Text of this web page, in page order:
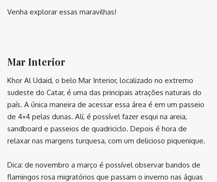
Venha explorar essas maravilhas!
Mar Interior
Khor Al Udaid, o belo Mar Interior, localizado no extremo
sudeste do Catar, é uma das principais atrações naturais do
país. A única maneira de acessar essa área é em um passeio
de 4×4 pelas dunas. Alí, é possível fazer esqui na areia,
sandboard e passeios de quadriciclo. Depois é hora de
relaxar nas margens turquesa, com um delicioso piquenique.
Dica: de novembro a março é possível observar bandos de
flamingos rosa migratórios que passam o inverno nas águas